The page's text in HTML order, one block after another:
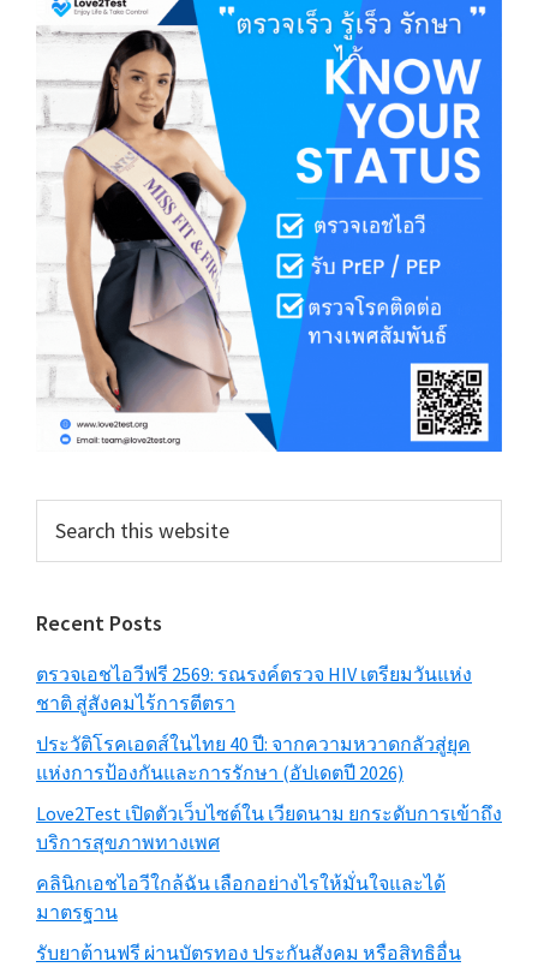
this
Recent Posts
ตรวจเอชไอวีฟรี 2569: รณรงค์ตรวจ HIV เตรียมวันแห่ง
ชาติ สู่สังคมไร้การตีตรา
ประวัติโรคเอดส์ในไทย 40 ปี: จากความหวาดกลัวสู่ยุค
แห่งการป้องกันและการรักษา (อัปเดตปี 2026)
Love2Test เปิดตัวเว็บไซต์ใน เวียดนาม ยกระดับการเข้าถึง
บริการสุขภาพทางเพศ
คลินิกเอชไอวีใกล้ฉัน เลือกอย่างไรให้มั่นใจและได้
มาตรฐาน
รับยาต้านฟรี ผ่านบัตรทอง ประกันสังคม หรือสิทธิอื่น